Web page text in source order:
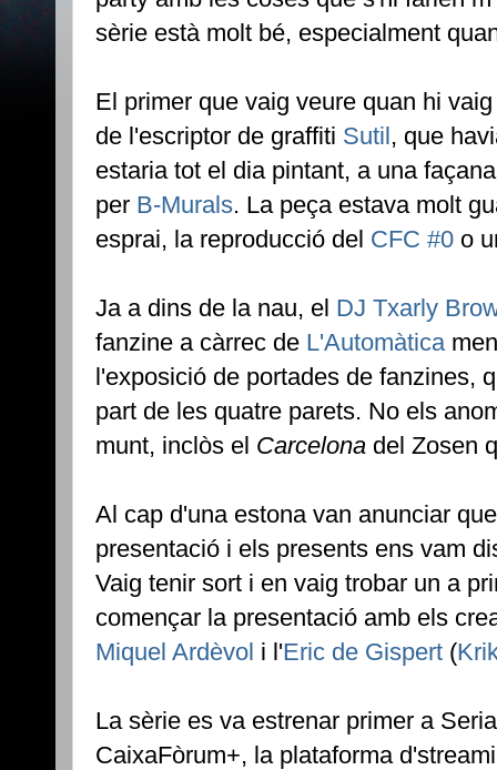
sèrie està molt bé, especialment
El primer que vaig veure quan hi
de l'escriptor de graffiti Sutil, que
estaria tot el dia pintant, a una
per B-Murals. La peça estava molt
esprai, la reproducció del CFC #0 o
Ja a dins de la nau, el DJ Txarly
fanzine a càrrec de L'Automàtica
l'exposició de portades de fanzines,
part de les quatre parets. No els
munt, inclòs el Carcelona del Zosen
Al cap d'una estona van anunciar
presentació i els presents ens vam
Vaig tenir sort i en vaig trobar un a
començar la presentació amb els
Miquel Ardèvol i l'Eric de Gispert (
La sèrie es va estrenar primer a
CaixaFòrum+, la plataforma